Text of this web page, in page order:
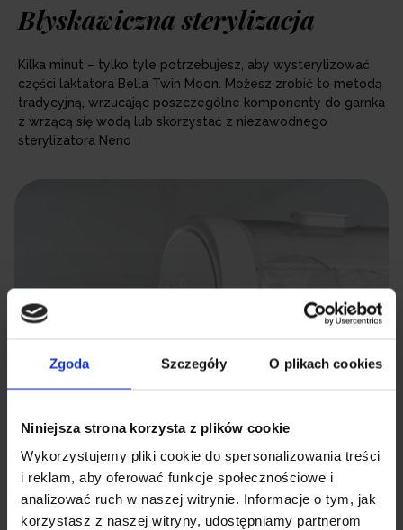
Zgoda Szczegóły O plikach cookies
Niniejsza strona korzysta z plików cookie
Wykorzystujemy pliki cookie do spersonalizowania treści
i reklam, aby oferować funkcje społecznościowe i
analizować ruch w naszej witrynie. Informacje o tym, jak
korzystasz z naszej witryny, udostępniamy partnerom
Błyskawiczna sterylizacja
Kilka minut – tylko tyle potrzebujesz, aby wysterylizować
części laktatora Bella Twin Moon. Możesz zrobić to metodą
tradycyjną, wrzucając poszczególne komponenty do garnka
z wrzącą się wodą lub skorzystać z niezawodnego
sterylizatora Neno